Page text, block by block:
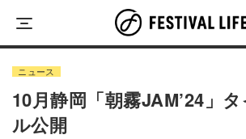
content
ニュース
10月静岡「朝霧JAM’24」
ル公開